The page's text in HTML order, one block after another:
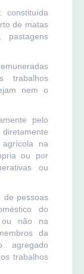
constituída
de matas
pastagens
trabalhos
nem o
pelo
na
ou por
ou
de pessoas
do
ou não na
da
agregado
trabalhos